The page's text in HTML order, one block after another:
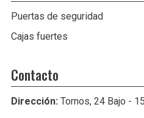
Puertas de seguridad
Cajas fuertes
Contacto
Dirección: Tornos, 24 Bajo -